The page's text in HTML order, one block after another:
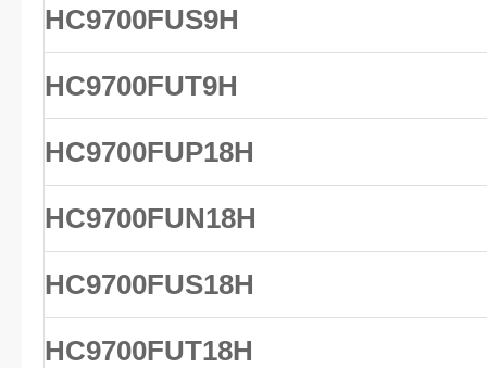
HC9700FUS9H
HC9700FUT9H
HC9700FUP18H
HC9700FUN18H
HC9700FUS18H
HC9700FUT18H